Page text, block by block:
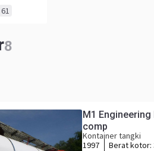
61
8
M1
comp
Kontainer tangki
1997
Berat kotor: